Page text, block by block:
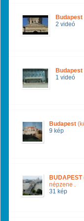
Budapest
2 videó
Budapest
1 videó
Budapest
9 kép
BUDAPEST
népzene .
31 kép